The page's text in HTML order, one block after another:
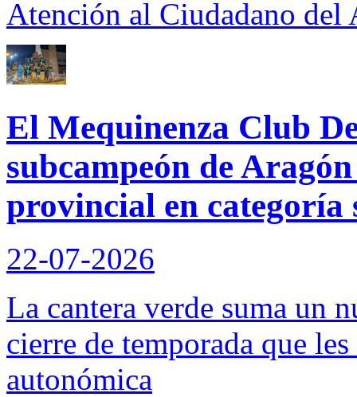
Atención al Ciudadano del
El Mequinenza Club
subcampeón de
provincial en categoría
22-07-2026
La cantera verde suma un
cierre de temporada que
autonómica